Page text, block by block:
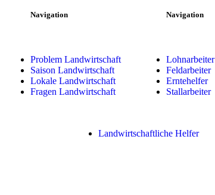
Navigation
Problem Landwirtschaft
Saison Landwirtschaft
Lokale Landwirtschaft
Fragen Landwirtschaft
Navigation
Lohnarbeiter
Feldarbeiter
Erntehelfer
Stallarbeiter
Landwirtschaftliche Helfer